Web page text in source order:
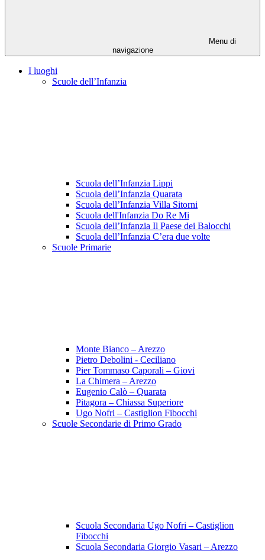
Menu di
navigazione
I luoghi
Scuole dell’Infanzia
Scuola dell’Infanzia Lippi
Scuola dell’Infanzia Quarata
Scuola dell’Infanzia Villa Sitorni
Scuola dell'Infanzia Do Re Mi
Scuola dell’Infanzia Il Paese dei Balocchi
Scuola dell’Infanzia C’era due volte
Scuole Primarie
Monte Bianco – Arezzo
Pietro Debolini - Ceciliano
Pier Tommaso Caporali – Giovi
La Chimera – Arezzo
Eugenio Calò – Quarata
Pitagora – Chiassa Superiore
Ugo Nofri – Castiglion Fibocchi
Scuole Secondarie di Primo Grado
Scuola Secondaria Ugo Nofri – Castiglion
Fibocchi
Scuola Secondaria Giorgio Vasari – Arezzo